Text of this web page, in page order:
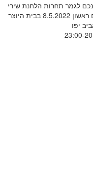
לגמר תחרות הלחנת שירי
משורר הבית לשנת תשפ"ב רוני סומק ביום ראשון 8.5.2022 בבית היוצר